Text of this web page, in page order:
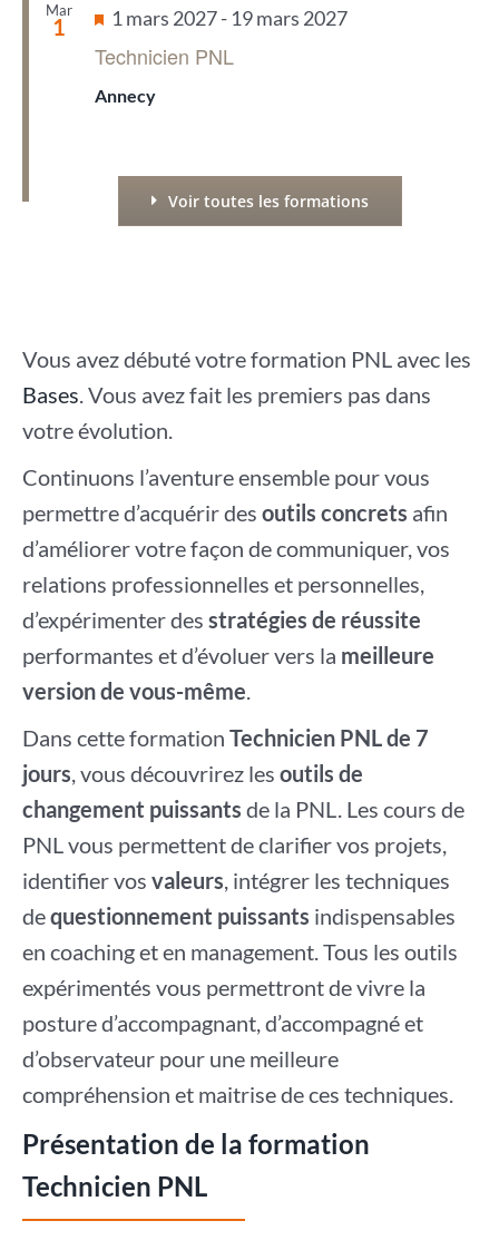
Mar
1
Mis
en
1 mars 2027- 19 mars 2027
Technicien PNL
Annecy
Voir toutes les formations
Vous avez débuté votre formation PNL avec les
Bases. Vous avez fait les premiers pas dans
votre évolution.
Continuons l’aventure ensemble pour vous
permettre d’acquérir des outils concrets afin
d’améliorer votre façon de communiquer, vos
relations professionnelles et personnelles,
d’expérimenter des stratégies de réussite
performantes et d’évoluer vers la meilleure
version de vous-même.
Dans cette formation Technicien PNL de 7
jours, vous découvrirez les outils de
changement puissants de la PNL. Les cours de
PNL vous permettent de clarifier vos projets,
identifier vos valeurs, intégrer les techniques
dequestionnement puissants indispensables
en coaching et en management. Tous les outils
expérimentés vous permettront de vivre la
posture d’accompagnant, d’accompagné et
d’observateur pour une meilleure
compréhension et maitrise de ces techniques.
Présentation de la formation
Technicien PNL